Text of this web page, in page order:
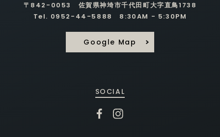
〒842-0053 佐賀県神埼市千代田町大字直鳥1738
Tel. 0952-44-5888 8:30AM - 5:30PM
Google Map
SOCIAL